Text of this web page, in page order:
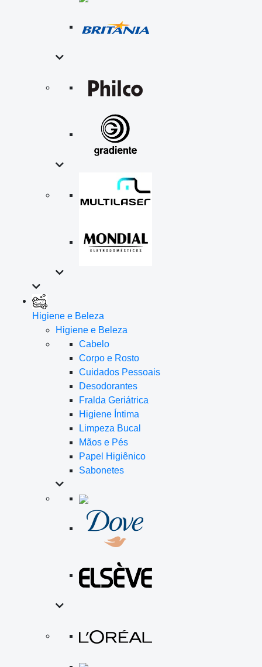
Higiene e Beleza
Higiene e Beleza
Cabelo
Corpo e Rosto
Cuidados Pessoais
Desodorantes
Fralda Geriátrica
Higiene Íntima
Limpeza Bucal
Mãos e Pés
Papel Higiênico
Sabonetes